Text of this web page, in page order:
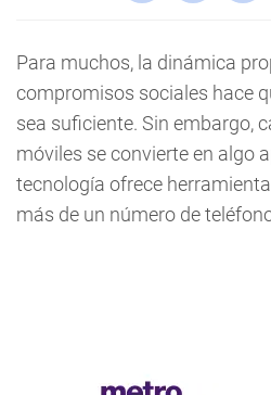
Para muchos, la dinámica
compromisos sociales hace
sea suficiente. Sin embargo,
móviles se convierte en algo
tecnología ofrece
más de un número de